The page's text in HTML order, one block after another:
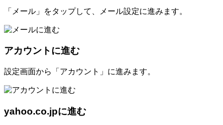
「メール」をタップして、メール設定に進みます。
アカウントに進む
設定画面から「アカウント」に進みます。
yahoo.co.jpに進む